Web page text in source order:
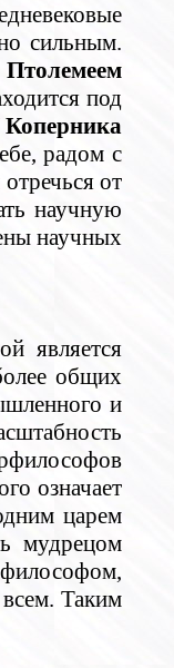
сильным.
Птолемеем
под
Коперника
радом с
от
научную
научных
является
общих
и
означает
царем
мудрецом
философом,
Таким